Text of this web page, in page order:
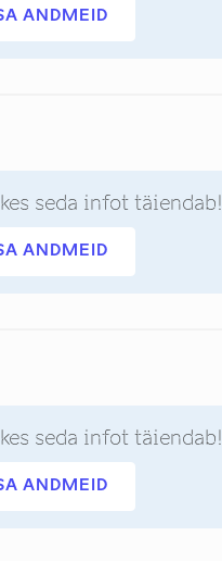
ANDMEID
seda infot täiendab!
ANDMEID
seda infot täiendab!
ANDMEID